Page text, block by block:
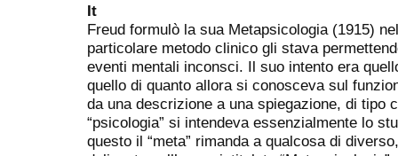
It
Freud formulò la sua Metapsicologia (1915)
particolare metodo clinico gli stava
eventi mentali inconsci. Il suo intento era
quello di quanto allora si conosceva sul
da una descrizione a una spiegazione, di tipo
“psicologia” si intendeva essenzialmente lo
questo il “meta” rimanda a qualcosa di